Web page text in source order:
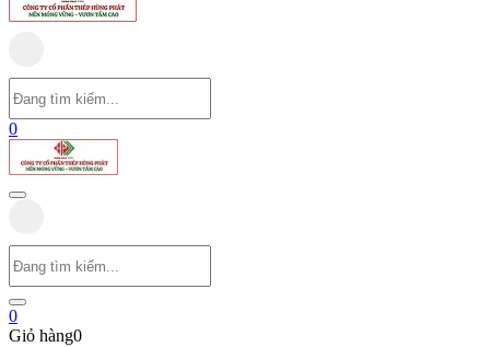
0
0
Giỏ hàng0